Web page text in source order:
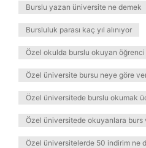
Burslu yazan üniversite ne demek
Bursluluk parası kaç yıl alınıyor
Özel okulda burslu okuyan
Özel üniversite bursu neye göre
Özel üniversitede burslu okumak
Özel üniversitede okuyanlara burs
Özel üniversitelerde 50 indirim ne